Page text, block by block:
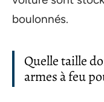
boulonnés.
Quelle taille
armes à feu